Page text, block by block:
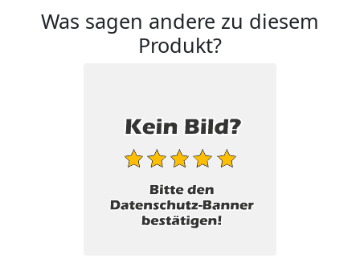
Was sagen andere zu diesem
Produkt?